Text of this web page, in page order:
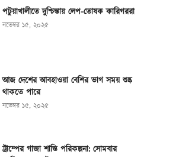
পটুয়াখালীতে দুশ্চিন্তায় লেপ-তোষক কারিগররা
নভেম্বর ১৫, ২০২৫
আজ দেশের আবহাওয়া বেশির ভাগ সময় শুষ্ক
থাকতে পারে
নভেম্বর ১৫, ২০২৫
ট্রাম্পের গাজা শান্তি পরিকল্পনা: সোমবার